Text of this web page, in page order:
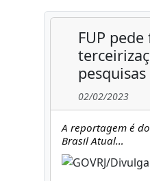
FUP
02/02/2023
A reportagem é
Brasil Atual…